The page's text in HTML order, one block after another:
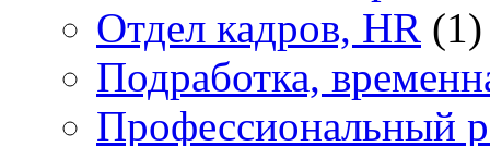
Отдел кадров, HR (1)
Подработка,
Профессиональный